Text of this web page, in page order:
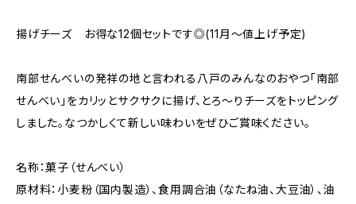
揚げチーズ お得な12個セットです◎(11月～値上げ予定)
南部せんべいの発祥の地と言われる八戸のみんなのおやつ「南部
せんべい」をカリッとサクサクに揚げ、とろ〜りチーズをトッピング
しました。なつかしくて新しい味わいをぜひご賞味ください。
名称：菓子（せんべい）
原材料：小麦粉（国内製造）、食用調合油（なたね油、大豆油）、油